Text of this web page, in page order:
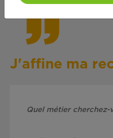
J'affine ma